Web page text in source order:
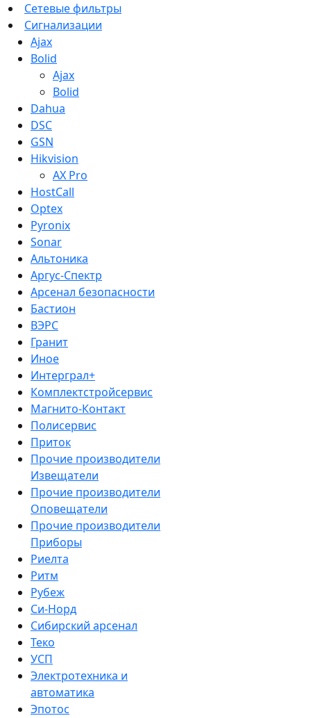
Сетевые фильтры
Сигнализации
Ajax
Bolid
Ajax
Bolid
Dahua
DSC
GSN
Hikvision
AX Pro
HostCall
Optex
Pyronix
Sonar
Альтоника
Аргус-Спектр
Арсенал безопасности
Бастион
ВЭРС
Гранит
Иное
Интерграл+
Комплектстройсервис
Магнито-Контакт
Полисервис
Приток
Прочие производители
Извещатели
Прочие производители
Оповещатели
Прочие производители
Приборы
Риелта
Ритм
Рубеж
Си-Норд
Сибирский арсенал
Теко
УСП
Электротехника и
автоматика
Эпотос